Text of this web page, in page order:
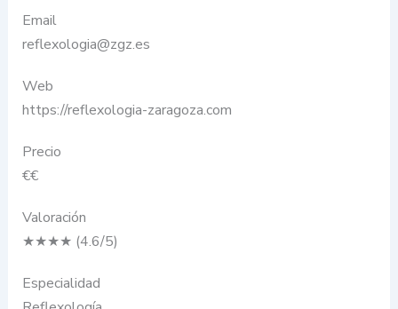
Email
reflexologia@zgz.es
Web
https://reflexologia-zaragoza.com
Precio
€€
Valoración
★★★★ (4.6/5)
Especialidad